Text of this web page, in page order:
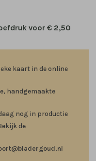
voor € 2,50
kaart in de online
handgemaakte
nog in productie
de